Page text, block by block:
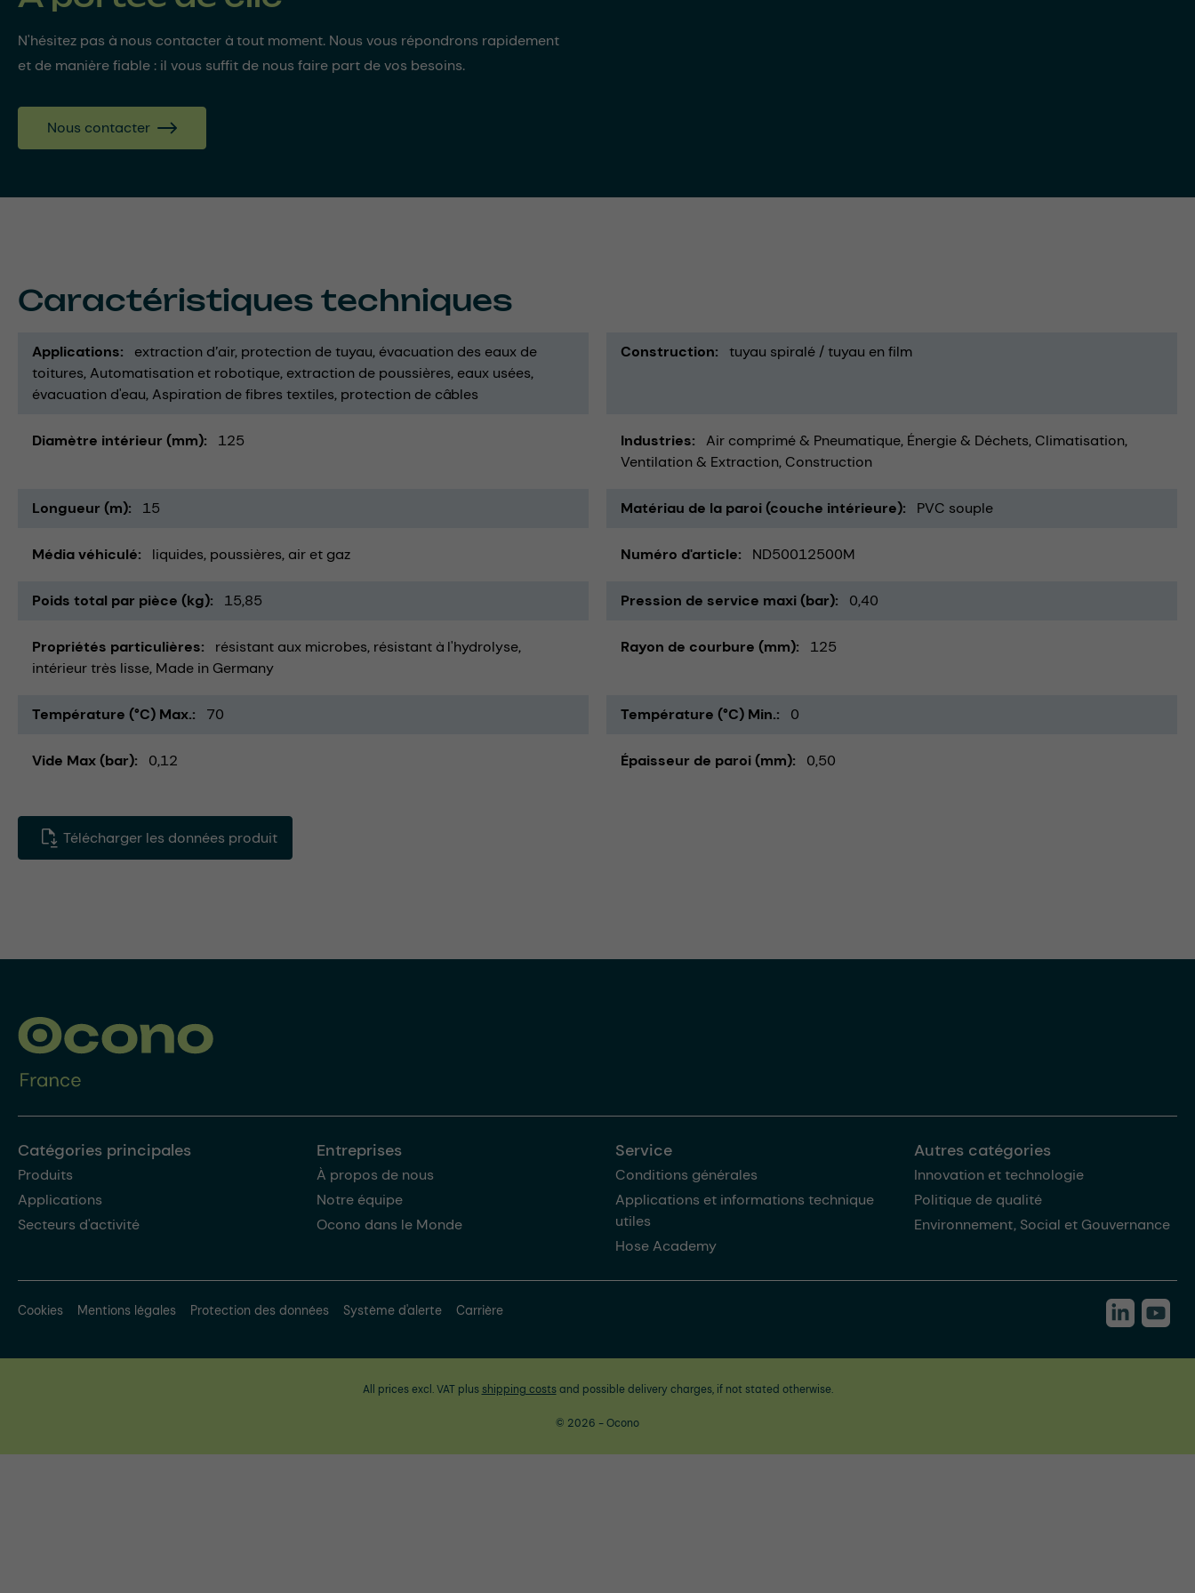
N'hésitez pas à nous contacter à tout moment. Nous vous répondrons rapidement
et de manière fiable : il vous suffit de nous faire part de vos besoins.
Nous contacter
Caractéristiques techniques
Applications extraction d’air protection de tuyau évacuation des eaux de
toitures Automatisation et robotique extraction de poussières eaux usées
évacuation d'eau Aspiration de fibres textiles protection de câbles
Construction tuyau spiralé / tuyau en film
Diamètre intérieur (mm) 125 Industries Air comprimé & Pneumatique Énergie & Déchets Climatisation,
Ventilation & Extraction Construction
Longueur (m) 15 Matériau de la paroi (couche intérieure) PVC souple
Média véhiculé liquides poussières air et gaz Numéro d'article ND50012500M
Poids total par pièce (kg) 15,85 Pression de service maxi (bar) 0,40
Propriétés particulières résistant aux microbes résistant à l'hydrolyse
intérieur très lisse Made in Germany
Rayon de courbure (mm) 125
Température (°C) Max. 70 Température (°C) Min. 0
Vide Max (bar) 0,12 Épaisseur de paroi (mm) 0,50
Télécharger les données produit
Catégories principales
Produits
Applications
Secteurs d'activité
Entreprises
À propos de nous
Notre équipe
Ocono dans le Monde
Service
Conditions générales
Applications et informations technique
utiles
Hose Academy
Autres catégories
Innovation et technologie
Politique de qualité
Environnement, Social et Gouvernance
Cookies Mentions légales Protection des données Système d'alerte Carrière
All prices excl. VAT plus shipping costsand possible delivery charges, if not stated otherwise.
© 2026 - Ocono